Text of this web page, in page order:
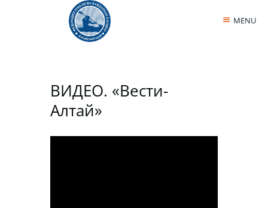
MENU
ВИДЕО. «Вести-
Алтай»